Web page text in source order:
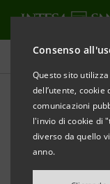
Consenso
Questo sito
dell’utente,
comunicazioni
l'invio di cookie di
diverso da quello
anno.
Tutte le news
Stefano